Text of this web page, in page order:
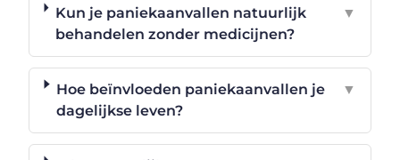
Kun je paniekaanvallen natuurlijk
behandelen zonder medicijnen?
▼
Hoe beïnvloeden paniekaanvallen je
dagelijkse leven?
▼